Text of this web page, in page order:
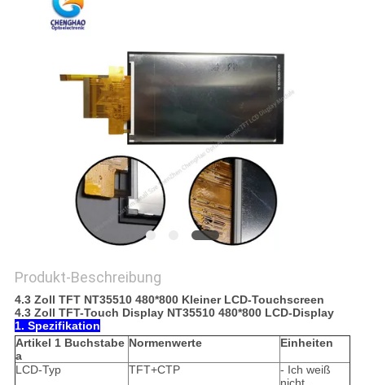
Produkt-Beschreibung
4.3 Zoll TFT NT35510 480*800 Kleiner LCD-Touchscreen
4.3 Zoll TFT-Touch Display NT35510 480*800 LCD-Display
1. Spezifikation
Artikel 1 Buchstabe
a
Normenwerte Einheiten
LCD-Typ TFT+CTP
- Ich weiß